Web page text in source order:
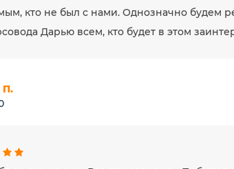
кто не был с нами. Однозначно будем
Дарью всем, кто будет в этом
П.